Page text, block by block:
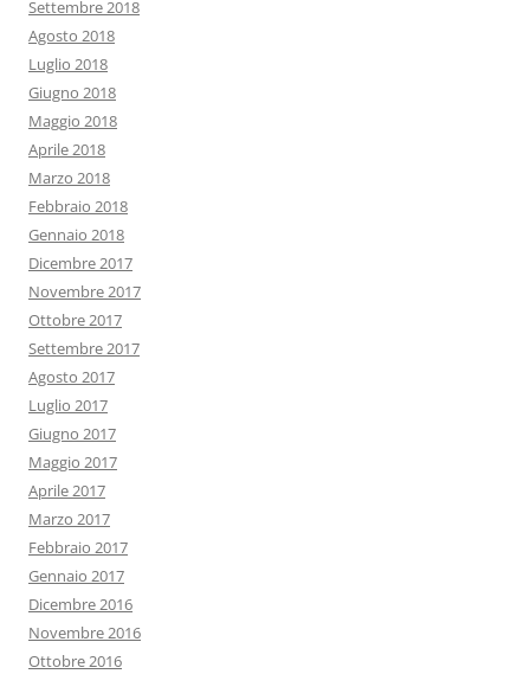
Settembre 2018
Agosto 2018
Luglio 2018
Giugno 2018
Maggio 2018
Aprile 2018
Marzo 2018
Febbraio 2018
Gennaio 2018
Dicembre 2017
Novembre 2017
Ottobre 2017
Settembre 2017
Agosto 2017
Luglio 2017
Giugno 2017
Maggio 2017
Aprile 2017
Marzo 2017
Febbraio 2017
Gennaio 2017
Dicembre 2016
Novembre 2016
Ottobre 2016